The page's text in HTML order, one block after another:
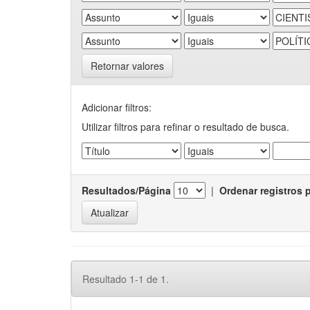
Retornar valores
Adicionar filtros:
Utilizar filtros para refinar o resultado de busca.
Resultados/Página | Ordenar registros
Resultado 1-1 de 1.